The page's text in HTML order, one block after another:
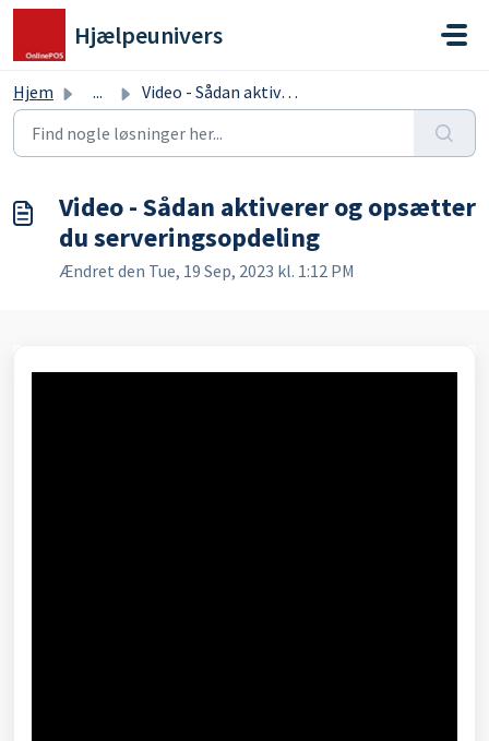
Gå til hovedindhold
Hjælpeunivers
Hjem ... Video - Sådan aktiverer og opsætter du serveringsopdeling
Video - Sådan aktiverer og opsætter
du serveringsopdeling
Ændret den Tue, 19 Sep, 2023 kl. 1:12 PM